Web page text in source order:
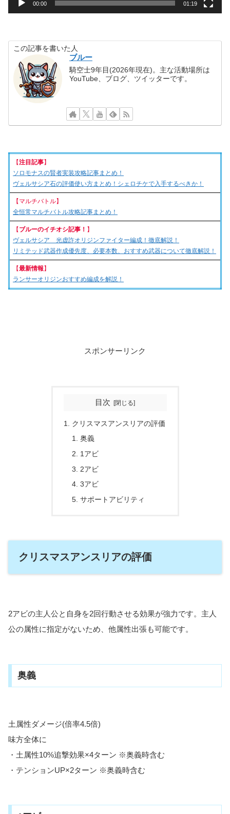
00:00 01:19
この記事を書いた人
ブルー
騎空士9年目(2026年現在)。主な活動場所は
YouTube、ブログ、ツイッターです。
【注目記事】
ソロモナスの賢者実装攻略記事まとめ！
ヴェルサシア石の評価使い方まとめ！シェロチケで入手するべきか！
【マルチバトル】
全恒常マルチバトル攻略記事まとめ！
【 ブルーのイチオシ記事！ 】
ヴェルサシア 光虚詐オリジンファイター編成！徹底解説！
リミテッド武器作成優先度、必要本数、おすすめ武器について徹底解説！
【最新情報 】
ランサーオリジンおすすめ編成を解説！
スポンサーリンク
目次
クリスマスアンスリアの評価
奥義
1アビ
2アビ
3アビ
サポートアビリティ
クリスマスアンスリアの評価
2アビの主人公と自身を2回行動させる効果が強力です。主人
公の属性に指定がないため、他属性出張も可能です。
奥義
土属性ダメージ(倍率4.5倍)
味方全体に
・土属性10%追撃効果×4ターン ※奥義時含む
・テンションUP×2ターン ※奥義時含む